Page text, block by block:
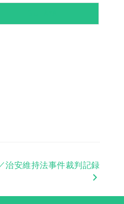
治安維持法事件裁判記録